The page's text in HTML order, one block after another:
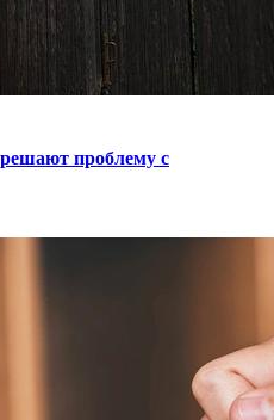
проблему с